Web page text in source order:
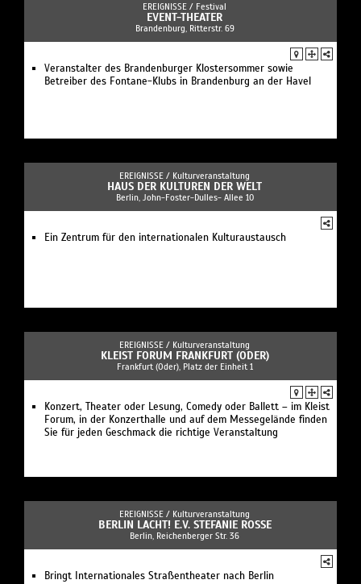
EREIGNISSE / Festival
EVENT-THEATER
Brandenburg, Ritterstr. 69
Veranstalter des Brandenburger Klostersommer sowie
Betreiber des Fontane-Klubs in Brandenburg an der Havel
EREIGNISSE / Kulturveranstaltung
HAUS DER KULTUREN DER WELT
Berlin, John-Foster-Dulles- Allee 10
Ein Zentrum für den internationalen Kulturaustausch
EREIGNISSE / Kulturveranstaltung
KLEIST FORUM FRANKFURT (ODER)
Frankfurt (Oder), Platz der Einheit 1
Konzert, Theater oder Lesung, Comedy oder Ballett – im Kleist
Forum, in der Konzerthalle und auf dem Messegelände finden
Sie für jeden Geschmack die richtige Veranstaltung
EREIGNISSE / Kulturveranstaltung
BERLIN LACHT! E.V. STEFANIE ROSSE
Berlin, Reichenberger Str. 36
Bringt Internationales Straßentheater nach Berlin